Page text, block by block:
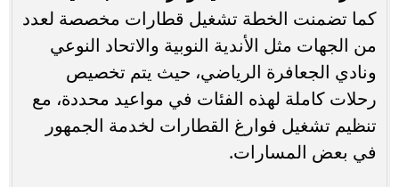
كما تضمنت الخطة تشغيل قطارات مخصصة لعدد
من الجهات مثل الأندية النوبية والاتحاد النوعي
ونادي الجعافرة الرياضي، حيث يتم تخصيص
رحلات كاملة لهذه الفئات في مواعيد محددة، مع
تنظيم تشغيل فوارغ القطارات لخدمة الجمهور
في بعض المسارات.